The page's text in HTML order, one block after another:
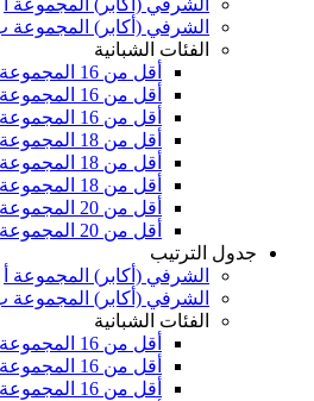
الشرفي (أكابر) المجموعة أ
الشرفي (أكابر) المجموعة
الفئات الشبانية
أقل من 16 المجموعة أ
أقل من 16 المجموعة ب
أقل من 16 المجموعة ج
أقل من 18 المجموعة أ
أقل من 18 المجموعة ب
أقل من 18 المجموعة ج
أقل من 20 المجموعة أ
أقل من 20 المجموعة ب
جدول الترتيب
الشرفي (أكابر) المجموعة أ
الشرفي (أكابر) المجموعة
الفئات الشبانية
أقل من 16 المجموعة أ
أقل من 16 المجموعة ب
أقل من 16 المجموعة ج